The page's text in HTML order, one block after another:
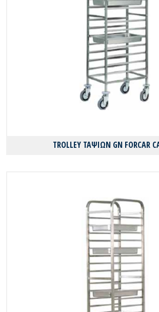
TROLLEY ΤΑΨΙΩΝ GN FORCAR